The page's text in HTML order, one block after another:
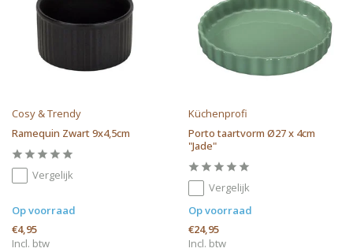
Cosy & Trendy
Ramequin Zwart 9x4,5cm
Vergelijk
Op voorraad
€4,95
Incl. btw
Küchenprofi
Porto taartvorm Ø27 x 4cm
"Jade"
Vergelijk
Op voorraad
€24,95
Incl. btw